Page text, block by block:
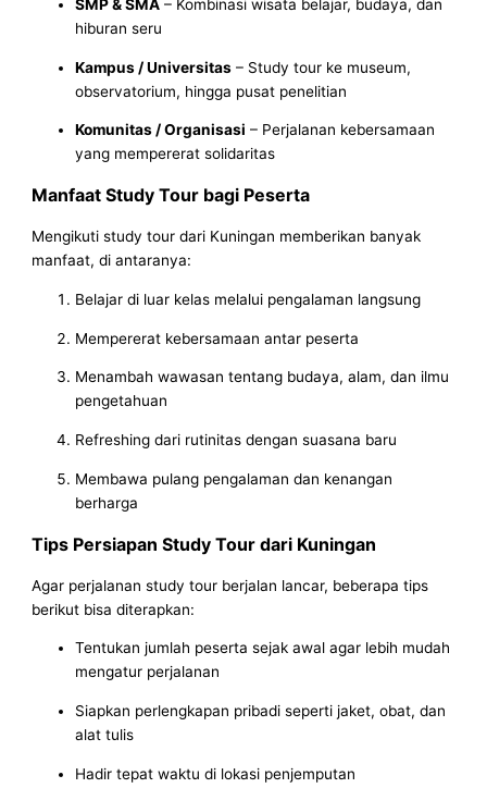
SMP & SMA – Kombinasi wisata belajar, budaya, dan
hiburan seru
Kampus / Universitas – Study tour ke museum,
observatorium, hingga pusat penelitian
Komunitas / Organisasi – Perjalanan kebersamaan
yang mempererat solidaritas
Manfaat Study Tour bagi Peserta
Mengikuti study tour dari Kuningan memberikan banyak
manfaat, di antaranya:
Belajar di luar kelas melalui pengalaman langsung
Mempererat kebersamaan antar peserta
Menambah wawasan tentang budaya, alam, dan ilmu
pengetahuan
Refreshing dari rutinitas dengan suasana baru
Membawa pulang pengalaman dan kenangan
berharga
Tips Persiapan Study Tour dari Kuningan
Agar perjalanan study tour berjalan lancar, beberapa tips
berikut bisa diterapkan:
Tentukan jumlah peserta sejak awal agar lebih mudah
mengatur perjalanan
Siapkan perlengkapan pribadi seperti jaket, obat, dan
alat tulis
Hadir tepat waktu di lokasi penjemputan